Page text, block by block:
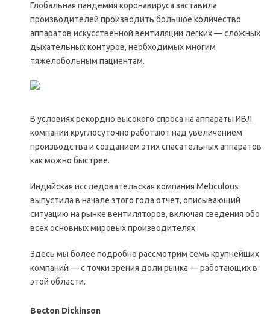
Глобальная пандемия коронавируса заставила
производителей производить большое количество
аппаратов искусственной вентиляции легких — сложных
дыхательных контуров, необходимых многим
тяжелобольным пациентам.
В условиях рекордно высокого спроса на аппараты ИВЛ
компании круглосуточно работают над увеличением
производства и созданием этих спасательных аппаратов
как можно быстрее.
Индийская исследовательская компания Meticulous
выпустила в начале этого года отчет, описывающий
ситуацию на рынке вентиляторов, включая сведения обо
всех основных мировых производителях.
Здесь мы более подробно рассмотрим семь крупнейших
компаний — с точки зрения доли рынка — работающих в
этой области.
Becton Dickinson